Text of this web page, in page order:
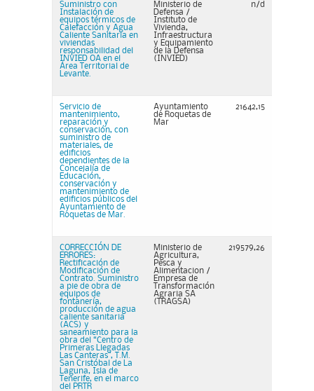
Suministro con
Instalación de
equipos térmicos de
Calefacción y Agua
Caliente Sanitaria en
viviendas
responsabilidad del
INVIED OA en el
Área Territorial de
Levante.
Ministerio de
Defensa /
Instituto de
Vivienda,
Infraestructura
y Equipamiento
de la Defensa
(INVIED)
n/d
Servicio de
mantenimiento,
reparación y
conservación, con
suministro de
materiales, de
edificios
dependientes de la
Concejalía de
Educación,
conservación y
mantenimiento de
edificios públicos del
Ayuntamiento de
Roquetas de Mar.
Ayuntamiento
de Roquetas de
Mar
21642,15
CORRECCIÓN DE
ERRORES:
Rectificación de
Modificación de
Contrato. Suministro
a pie de obra de
equipos de
fontanería,
producción de agua
caliente sanitaria
(ACS) y
saneamiento para la
obra del “Centro de
Primeras Llegadas
Las Canteras”, T.M.
San Cristóbal de La
Laguna, Isla de
Tenerife, en el marco
del PRTR
Ministerio de
Agricultura,
Pesca y
Alimentacion /
Empresa de
Transformación
Agraria SA
(TRAGSA)
219579,26